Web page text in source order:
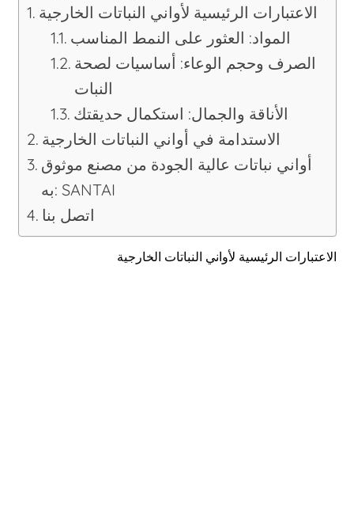
الاعتبارات الرئيسية لأواني النباتات الخارجية
المواد: العثور على النمط المناسب
الصرف وحجم الوعاء: أساسيات لصحة
النبات
الأناقة والجمال: استكمال حديقتك
الاستدامة في أواني النباتات الخارجية
أواني نباتات عالية الجودة من مصنع موثوق
به: SANTAI
اتصل بنا
الاعتبارات الرئيسية لأواني النباتات الخارجية